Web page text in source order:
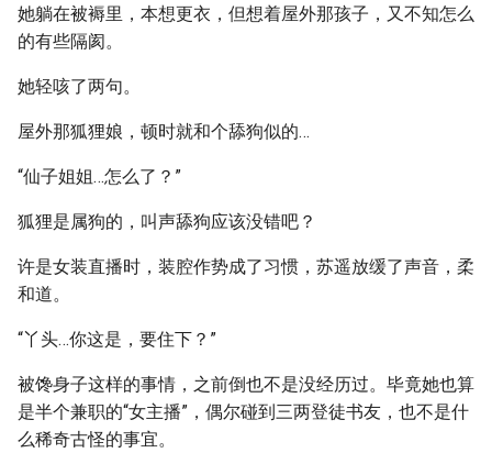
她躺在被褥里，本想更衣，但想着屋外那孩子，又不知怎么
的有些隔阂。
她轻咳了两句。
屋外那狐狸娘，顿时就和个舔狗似的…
“仙子姐姐…怎么了？”
狐狸是属狗的，叫声舔狗应该没错吧？
许是女装直播时，装腔作势成了习惯，苏遥放缓了声音，柔
和道。
“丫头…你这是，要住下？”
被馋身子这样的事情，之前倒也不是没经历过。毕竟她也算
是半个兼职的“女主播”，偶尔碰到三两登徒书友，也不是什
么稀奇古怪的事宜。